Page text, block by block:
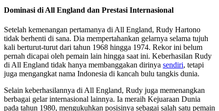
Dominasi di All England dan Prestasi Internasional
Setelah kemenangan pertamanya di All England, Rudy Hartono
tidak berhenti di sana. Dia mempertahankan gelarnya selama tujuh
kali berturut-turut dari tahun 1968 hingga 1974. Rekor ini belum
pernah dicapai oleh pemain lain hingga saat ini. Keberhasilan Rudy
di All England tidak hanya membanggakan dirinya sendiri, tetapi
juga mengangkat nama Indonesia di kancah bulu tangkis dunia.
Selain keberhasilannya di All England, Rudy juga memenangkan
berbagai gelar internasional lainnya. Ia meraih Kejuaraan Dunia
pada tahun 1980, mengukuhkan posisinya sebagai salah satu pemain